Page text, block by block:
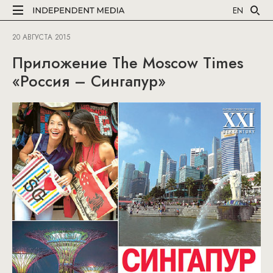
EN
20 АВГУСТА 2015
Приложение The Moscow Times
«Россия – Сингапур»